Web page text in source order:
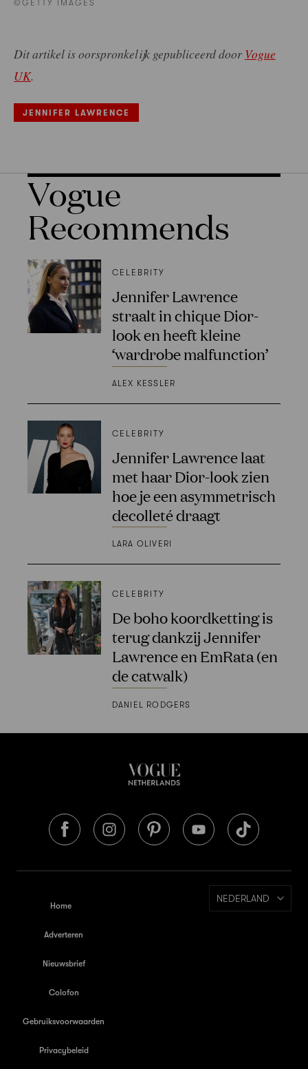
©GETTY IMAGES
Dit artikel is oorspronkelijk gepubliceerd door Vogue
UK.
JENNIFER LAWRENCE
Vogue
Recommends
CELEBRITY
Jennifer Lawrence
straalt in chique Dior-
look en heeft kleine
‘wardrobe malfunction’
ALEX KESSLER
CELEBRITY
Jennifer Lawrence laat
met haar Dior-look zien
hoe je een asymmetrisch
decolleté draagt
LARA OLIVERI
CELEBRITY
De boho koordketting is
terug dankzij Jennifer
Lawrence en EmRata (en
de catwalk)
DANIEL RODGERS
Home
Adverteren
Nieuwsbrief
Colofon
Gebruiksvoorwaarden
Privacybeleid
NEDERLAND